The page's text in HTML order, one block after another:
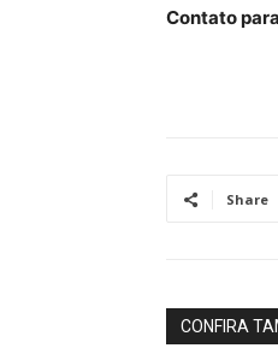
Contato
Share
CONFIRA